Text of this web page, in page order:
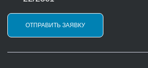
ОТПРАВИТЬ ЗАЯВКУ